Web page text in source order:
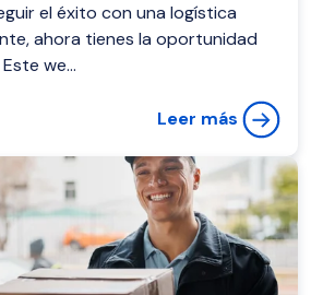
el éxito con una logística
ahora tienes la oportunidad
we...
Leer más